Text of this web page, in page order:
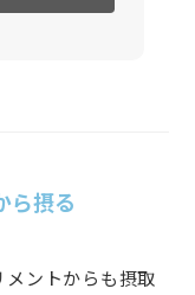
ら摂る
ントからも摂取